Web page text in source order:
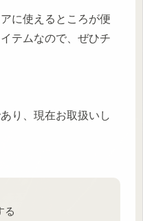
に使えるところが便
テムなので、ぜひチ
り、現在お取扱いし
る